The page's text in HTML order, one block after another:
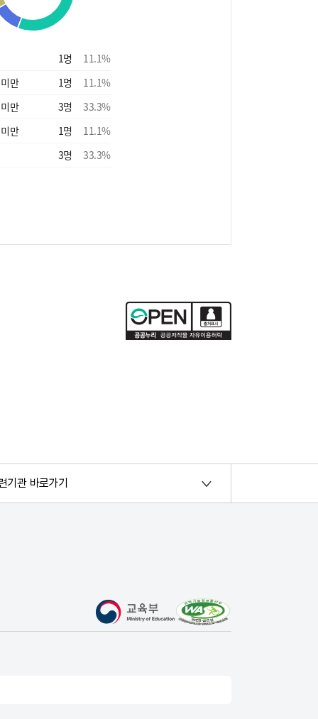
1명 11.1%
만
1명 11.1%
만
3명 33.3%
만
1명 11.1%
3명 33.3%
기관 바로가기